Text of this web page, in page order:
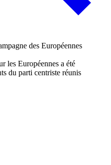
les Européennes a été
du parti centriste réunis